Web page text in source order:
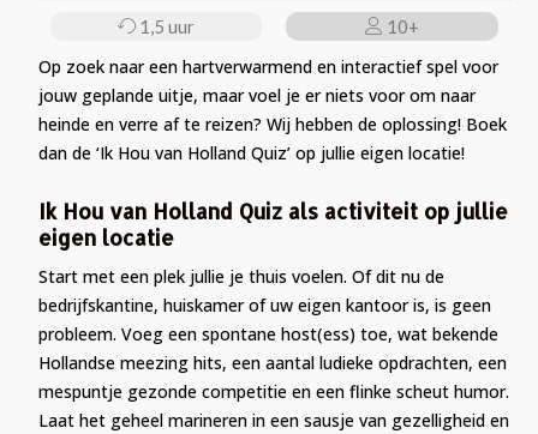
1,5 uur 10+
Op zoek naar een hartverwarmend en interactief spel voor
jouw geplande uitje, maar voel je er niets voor om naar
heinde en verre af te reizen? Wij hebben de oplossing! Boek
dan de ‘Ik Hou van Holland Quiz’ op jullie eigen locatie!
Ik Hou van Holland Quiz als activiteit op jullie
eigen locatie
Start met een plek jullie je thuis voelen. Of dit nu de
bedrijfskantine, huiskamer of uw eigen kantoor is, is geen
probleem. Voeg een spontane host(ess) toe, wat bekende
Hollandse meezing hits, een aantal ludieke opdrachten, een
mespuntje gezonde competitie en een flinke scheut humor.
Laat het geheel marineren in een sausje van gezelligheid en